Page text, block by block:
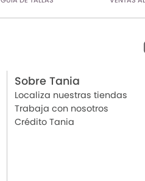
Sobre Tania
Localiza nuestras tiendas
Trabaja con nosotros
Crédito Tania